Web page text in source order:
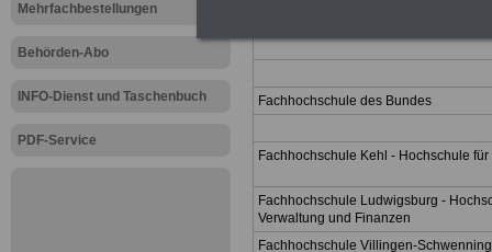
Mehrfachbestellungen
Behörden-Abo
INFO-Dienst und Taschenbuch
PDF-Service
Fachhochschule des Bundes
Fachhochschule Kehl - Hochschule
Fachhochschule Ludwigsburg -
Verwaltung und Finanzen
Fachhochschule Villingen-